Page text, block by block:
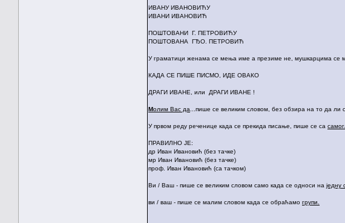
ИВАНУ ИВАНОВИЋУ
ИВАНИ ИВАНОВИЋ
ПОШТОВАНИ Г. ПЕТРОВИЋУ
ПОШТОВАНА ГЂО. ПЕТРОВИЋ
У граматици женама се мења име а презиме не, мушкарцима се
КАДА СЕ ПИШЕ ПИСМО, ИДЕ ОВАКО
ДРАГИ ИВАНЕ, или ДРАГИ ИВАНЕ !
Молим Вас да ...пише се великим словом, без обзира на то да ли
У првом реду реченице када се прекида писање, пише се са
ПРАВИЛНО ЈЕ:
др Иван Ивановић (без тачке)
мр Иван Ивановић (без тачке)
проф. Иван Ивановић (са тачком)
Ви / Ваш - пише се великим словом само када се односи на једну
ви / ваш - пише се малим словом када се обраћамо групи.